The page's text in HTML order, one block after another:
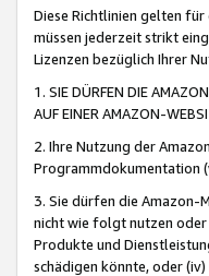
Diese Richtlinien gelten
müssen jederzeit strikt
Lizenzen bezüglich Ihrer
1. SIE DÜRFEN DIE
AUF EINER AMAZON-
2. Ihre Nutzung der
Programmdokumentation
3. Sie dürfen die Amazon-
nicht wie folgt nutzen oder
Produkte und
schädigen könnte, oder